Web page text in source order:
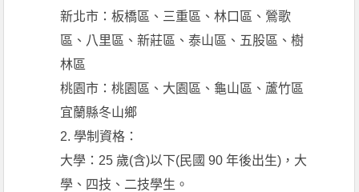
新北市：板橋區、三重區、林口區、鶯歌
區、八里區、新莊區、泰山區、五股區、樹
林區
桃園市：桃園區、大園區、龜山區、蘆竹區
宜蘭縣冬山鄉
2. 學制資格：
大學：25 歲(含)以下(民國 90 年後出生)，大
學、四技、二技學生。